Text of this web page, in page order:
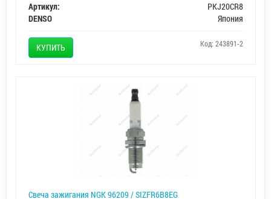
Артикул:
PKJ20CR8
DENSO
Япония
КУПИТЬ Код: 243891-2
Свеча зажигания NGK 96209 / SIZFR6B8EG